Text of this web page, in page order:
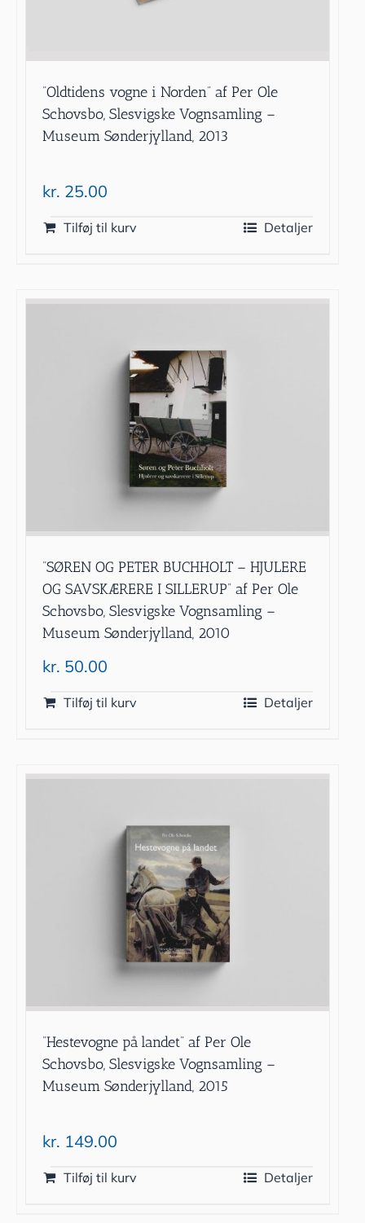
”Oldtidens vogne i Norden” af Per Ole
Schovsbo, Slesvigske Vognsamling –
Museum Sønderjylland, 2013
kr. 25.00
Tilføj til kurv Detaljer
”SØREN OG PETER BUCHHOLT – HJULERE
OG SAVSKÆRERE I SILLERUP” af Per Ole
Schovsbo, Slesvigske Vognsamling –
Museum Sønderjylland, 2010
kr. 50.00
Tilføj til kurv Detaljer
”Hestevogne på landet” af Per Ole
Schovsbo, Slesvigske Vognsamling –
Museum Sønderjylland, 2015
kr. 149.00
Tilføj til kurv Detaljer